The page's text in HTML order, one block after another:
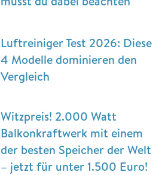
Luftreiniger Test 2026: Diese
4 Modelle dominieren den
Vergleich
Witzpreis! 2.000 Watt
Balkonkraftwerk mit einem
der besten Speicher der Welt
– jetzt für unter 1.500 Euro!